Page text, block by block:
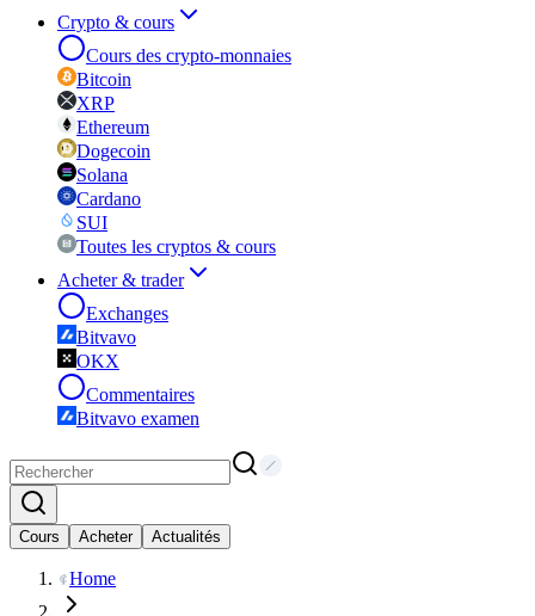
Crypto & cours
Cours des crypto-monnaies
Bitcoin
XRP
Ethereum
Dogecoin
Solana
Cardano
SUI
Toutes les cryptos & cours
Acheter & trader
Exchanges
Bitvavo
OKX
Commentaires
Bitvavo examen
Cours Acheter Actualités
Home